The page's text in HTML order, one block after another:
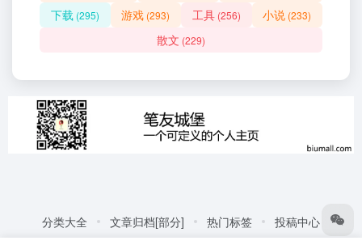
下载 (295) 游戏 (293) 工具(256) 小说 (233)
散文 (229)
分类大全 文章归档[部分] 热门标签
投稿中心